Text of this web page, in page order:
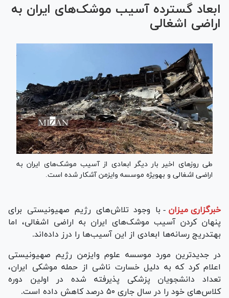
ابعاد گسترده آسیب موشک‌های ایران به
اراضی اشغالی
طی روز‌های اخیر بار دیگر ابعادی از آسیب موشک‌های ایران به
اراضی اشغالی و به‎ویژه موسسه وایزمن آشکار شده است.
خبرگزاری میزان - با وجود تلاش‌های رژیم صهیونیستی برای
پنهان کردن آسیب موشک‌های ایران به اراضی اشغالی، اما
به‎تدریج رسانه‌ها ابعادی از این آسیب‌ها را درز داده‌اند.
در جدیدترین مورد موسسه علوم وایزمن رژیم صهیونیستی
اعلام کرد که به دلیل خسارت ناشی از حمله موشکی ایران،
تعداد دانشجویان پزشکی پذیرفته شده در اولین دوره
کلاس‌های خود را در سال جاری ۵۰ درصد کاهش داده است.